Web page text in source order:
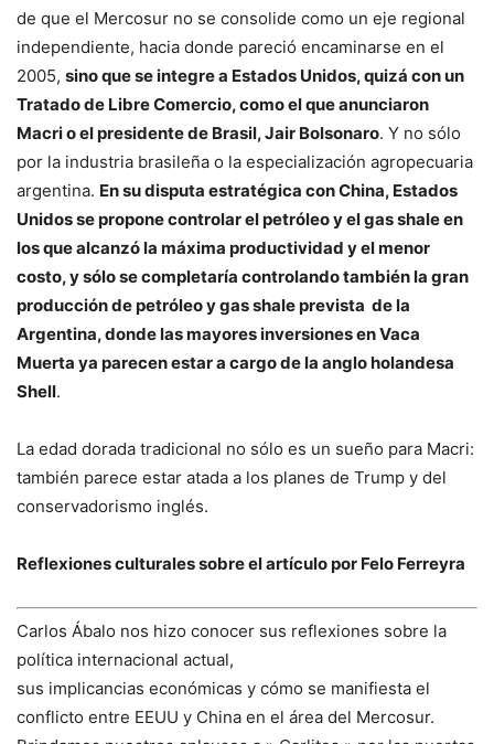
de que el Mercosur no se consolide como un eje regional
independiente, hacia donde pareció encaminarse en el
2005, sino que se integre a Estados Unidos, quizá con un
Tratado de Libre Comercio, como el que anunciaron
Macri o el presidente de Brasil, Jair Bolsonaro. Y no sólo
por la industria brasileña o la especialización agropecuaria
argentina. En su disputa estratégica con China, Estados
Unidos se propone controlar el petróleo y el gas shale en
los que alcanzó la máxima productividad y el menor
costo, y sólo se completaría controlando también la gran
producción de petróleo y gas shale prevista de la
Argentina, donde las mayores inversiones en Vaca
Muerta ya parecen estar a cargo de la anglo holandesa
Shell.
La edad dorada tradicional no sólo es un sueño para Macri:
también parece estar atada a los planes de Trump y del
conservadorismo inglés.
Reflexiones culturales sobre el artículo por Felo Ferreyra
Carlos Ábalo nos hizo conocer sus reflexiones sobre la
política internacional actual,
sus implicancias económicas y cómo se manifiesta el
conflicto entre EEUU y China en el área del Mercosur.